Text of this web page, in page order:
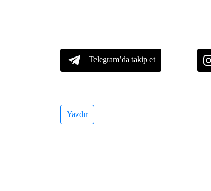
Telegram’da takip et
Yazdır